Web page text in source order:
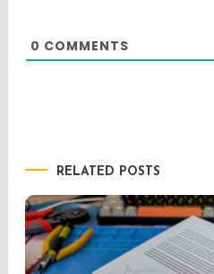
0 COMMENTS
RELATED POSTS